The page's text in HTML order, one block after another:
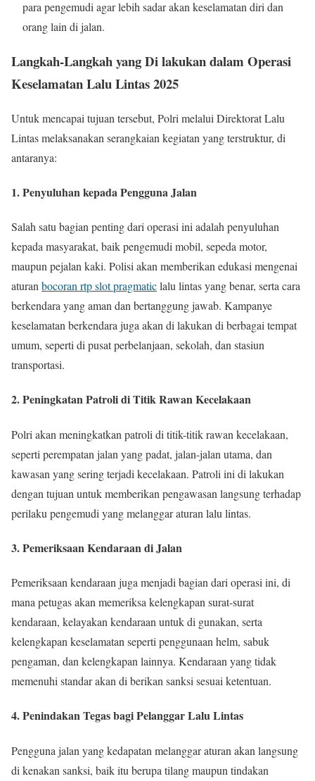
para pengemudi agar lebih sadar akan keselamatan diri dan
orang lain di jalan.
Langkah-Langkah yang Di lakukan dalam Operasi
Keselamatan Lalu Lintas 2025
Untuk mencapai tujuan tersebut, Polri melalui Direktorat Lalu
Lintas melaksanakan serangkaian kegiatan yang terstruktur, di
antaranya:
1. Penyuluhan kepada Pengguna Jalan
Salah satu bagian penting dari operasi ini adalah penyuluhan
kepada masyarakat, baik pengemudi mobil, sepeda motor,
maupun pejalan kaki. Polisi akan memberikan edukasi mengenai
aturan bocoran rtp slot pragmaticlalu lintas yang benar, serta cara
berkendara yang aman dan bertanggung jawab. Kampanye
keselamatan berkendara juga akan di lakukan di berbagai tempat
umum, seperti di pusat perbelanjaan, sekolah, dan stasiun
transportasi.
2. Peningkatan Patroli di Titik Rawan Kecelakaan
Polri akan meningkatkan patroli di titik-titik rawan kecelakaan,
seperti perempatan jalan yang padat, jalan-jalan utama, dan
kawasan yang sering terjadi kecelakaan. Patroli ini di lakukan
dengan tujuan untuk memberikan pengawasan langsung terhadap
perilaku pengemudi yang melanggar aturan lalu lintas.
3. Pemeriksaan Kendaraan di Jalan
Pemeriksaan kendaraan juga menjadi bagian dari operasi ini, di
mana petugas akan memeriksa kelengkapan surat-surat
kendaraan, kelayakan kendaraan untuk di gunakan, serta
kelengkapan keselamatan seperti penggunaan helm, sabuk
pengaman, dan kelengkapan lainnya. Kendaraan yang tidak
memenuhi standar akan di berikan sanksi sesuai ketentuan.
4. Penindakan Tegas bagi Pelanggar Lalu Lintas
Pengguna jalan yang kedapatan melanggar aturan akan langsung
di kenakan sanksi, baik itu berupa tilang maupun tindakan